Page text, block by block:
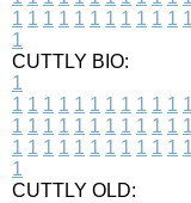
1 1 1 1 1 1 1 1 1 1 1 1
1
CUTTLY BIO:
1
1 1 1 1 1 1 1 1 1 1 1 1
1 1 1 1 1 1 1 1 1 1 1 1
1 1 1 1 1 1 1 1 1 1 1 1
1
CUTTLY OLD: